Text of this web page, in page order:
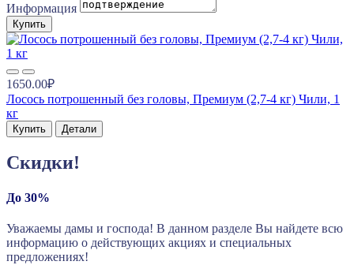
Информация
Купить
1650.00₽
Лосось потрошенный без головы, Премиум (2,7-4 кг) Чили, 1
кг
Купить Детали
Скидки!
До 30%
Уважаемы дамы и господа! В данном разделе Вы найдете всю
информацию о действующих акциях и специальных
предложениях!